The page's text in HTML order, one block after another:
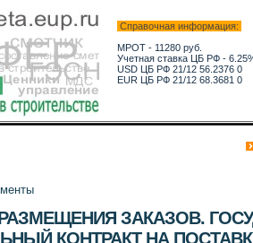
Справочная информация:
МРОТ - 11280 руб.
Учетная ставка ЦБ РФ -
USD ЦБ РФ 21/12 56.2376 0
EUR ЦБ РФ 21/12 68.3681 0
ЗАКАЗОВ.
КОНТРАКТ НА